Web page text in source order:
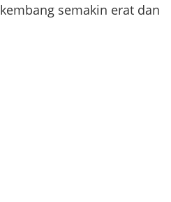
semakin erat dan